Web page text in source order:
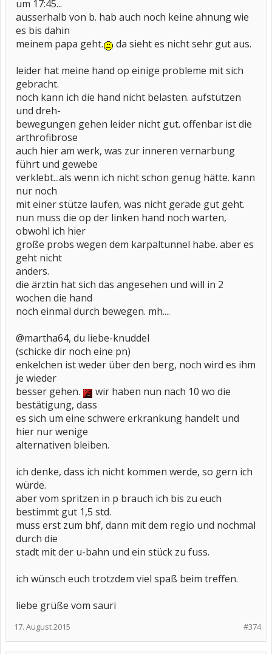
um 17:45...
ausserhalb von b. hab auch noch keine ahnung wie
es bis dahin
meinem papa geht.
da sieht es nicht sehr gut aus.
leider hat meine hand op einige probleme mit sich
gebracht.
noch kann ich die hand nicht belasten. aufstützen
und dreh-
bewegungen gehen leider nicht gut. offenbar ist die
arthrofibrose
auch hier am werk, was zur inneren vernarbung
führt und gewebe
verklebt...als wenn ich nicht schon genug hätte. kann
nur noch
mit einer stütze laufen, was nicht gerade gut geht.
nun muss die op der linken hand noch warten,
obwohl ich hier
große probs wegen dem karpaltunnel habe. aber es
geht nicht
anders.
die ärztin hat sich das angesehen und will in 2
wochen die hand
noch einmal durch bewegen. mh....
@martha64, du liebe-knuddel
(schicke dir noch eine pn)
enkelchen ist weder über den berg, noch wird es ihm
je wieder
besser gehen.
wir haben nun nach 10 wo die
bestätigung, dass
es sich um eine schwere erkrankung handelt und
hier nur wenige
alternativen bleiben.
ich denke, dass ich nicht kommen werde, so gern ich
würde.
aber vom spritzen in p brauch ich bis zu euch
bestimmt gut 1,5 std.
muss erst zum bhf, dann mit dem regio und nochmal
durch die
stadt mit der u-bahn und ein stück zu fuss.
ich wünsch euch trotzdem viel spaß beim treffen.
liebe grüße vom sauri
#374
17. August 2015